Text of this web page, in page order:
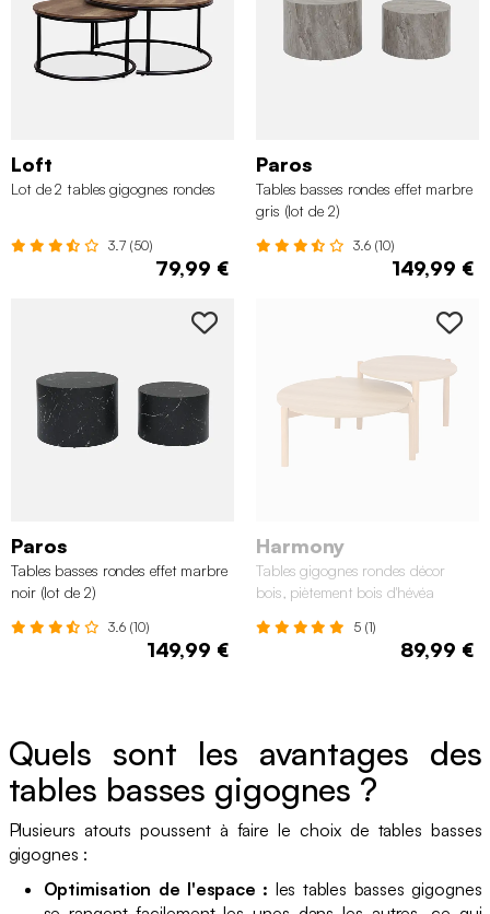
Loft
Lot de 2 tables gigognes rondes
3.7 (50)
79,99 €
Paros
Tables basses rondes effet marbre
gris (lot de 2)
3.6 (10)
149,99 €
Paros
Tables basses rondes effet marbre
noir (lot de 2)
3.6 (10)
149,99 €
Harmony
Tables gigognes rondes décor
bois, piètement bois d'hévéa
5 (1)
89,99 €
Quels sont les avantages des
tables basses gigognes ?
Plusieurs atouts poussent à faire le choix de tables basses
gigognes :
Optimisation de l'espace : les tables basses gigognes